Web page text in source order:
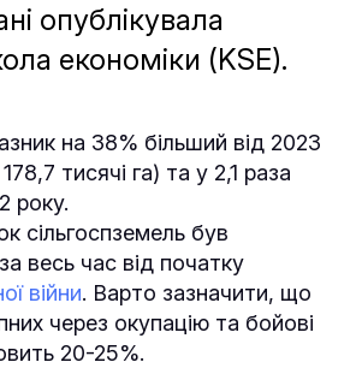
опублікувала
економіки (KSE).
на 38% більший від 2023
тисячі га) та у 2,1 раза
року.
сільгоспземель був
весь час від початку
війни. Варто зазначити, що
через окупацію та бойові
20-25%.